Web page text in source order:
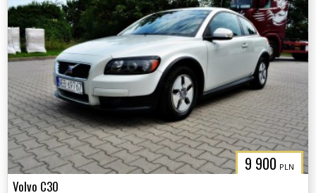
9 900 PLN
Volvo C30